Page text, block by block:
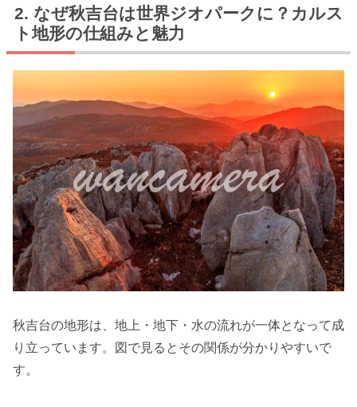
なぜ秋吉台は世界ジオパークに？カルス
ト地形の仕組みと魅力
秋吉台の地形は、地上・地下・水の流れが一体となって成
り立っています。図で見るとその関係が分かりやすいで
す。